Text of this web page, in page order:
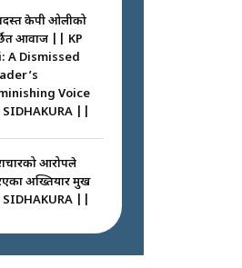
केपी ओलीको
आवाज || KP
A Dismissed
Voice
SIDHAKURA ||
आरोपले
अख्तियार प्रमुख
SIDHAKURA ||